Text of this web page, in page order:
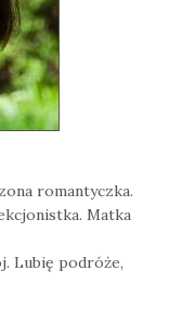
romantyczka.
Matka
Lubię podróże,